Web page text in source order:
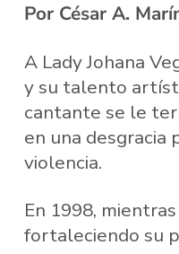
Por César A.
A Lady Johana
y su talento
cantante se le
en una desgracia
violencia.
En 1998,
fortaleciendo su